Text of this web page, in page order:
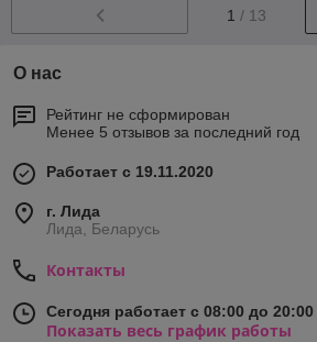
1 / 13
О нас
Рейтинг не сформирован
Менее 5 отзывов за последний год
Работает с 19.11.2020
г. Лида
Лида, Беларусь
Контакты
Сегодня работает с 08:00 до 20:00
Показать весь график работы